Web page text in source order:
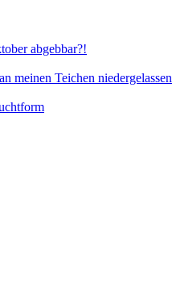
abgebbar?!
meinen Teichen niedergelassen